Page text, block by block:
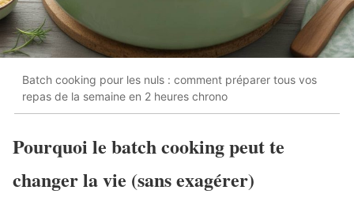
Batch cooking pour les nuls : comment préparer tous vos
repas de la semaine en 2 heures chrono
Pourquoi le batch cooking peut te
changer la vie (sans exagérer)